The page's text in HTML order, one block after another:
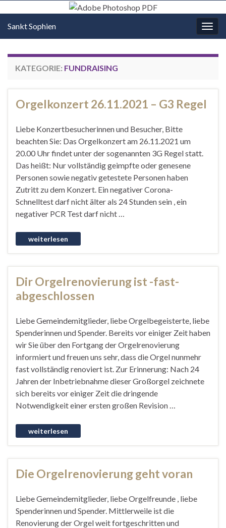
Sankt Sophien
KATEGORIE: FUNDRAISING
Orgelkonzert 26.11.2021 – G3 Regel
Liebe Konzertbesucherinnen und Besucher, Bitte
beachten Sie: Das Orgelkonzert am 26.11.2021 um
20.00 Uhr findet unter der sogenannten 3G Regel statt.
Das heißt: Nur vollständig geimpfte oder genesene
Personen sowie negativ getestete Personen haben
Zutritt zu dem Konzert. Ein negativer Corona-
Schnelltest darf nicht älter als 24 Stunden sein , ein
negativer PCR Test darf nicht …
Dir Orgelrenovierung ist -fast-
abgeschlossen
Liebe Gemeindemitglieder, liebe Orgelbegeisterte, liebe
Spenderinnen und Spender. Bereits vor einiger Zeit haben
wir Sie über den Fortgang der Orgelrenovierung
informiert und freuen uns sehr, dass die Orgel nunmehr
fast vollständig renoviert ist. Zur Erinnerung: Nach 24
Jahren der Inbetriebnahme dieser Großorgel zeichnete
sich bereits vor einiger Zeit die dringende
Notwendigkeit einer ersten großen Revision …
Die Orgelrenovierung geht voran
Liebe Gemeindemitglieder, liebe Orgelfreunde , liebe
Spenderinnen und Spender. Mittlerweile ist die
Renovierung der Orgel weit fortgeschritten und